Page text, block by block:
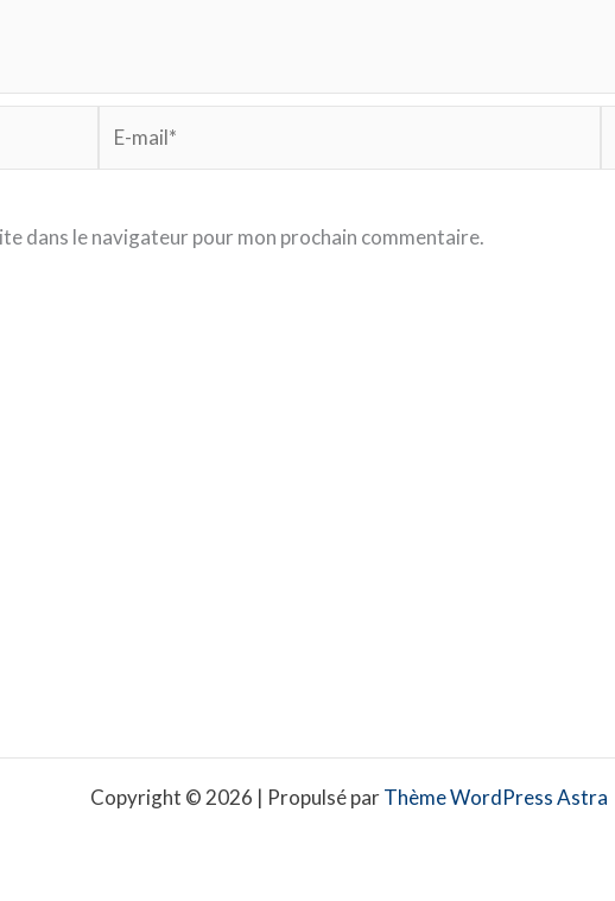
mail*
dans le navigateur pour mon prochain commentaire.
Copyright © 2026 | Propulsé parThème WordPress Astra